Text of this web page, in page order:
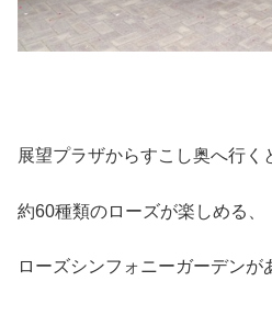
展望プラザからすこし奥へ行く
約60種類のローズが楽しめる、
ローズシンフォニーガーデンが